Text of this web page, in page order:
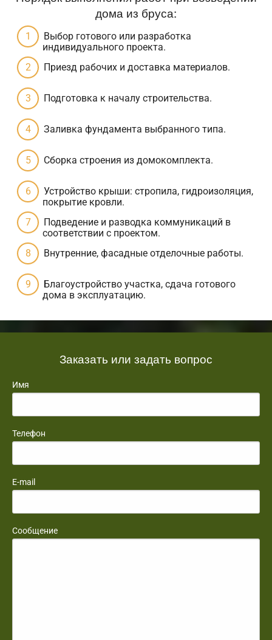
дома из бруса:
Выбор готового или разработка
индивидуального проекта.
Приезд рабочих и доставка материалов.
Подготовка к началу строительства.
Заливка фундамента выбранного типа.
Сборка строения из домокомплекта.
Устройство крыши: стропила, гидроизоляция,
покрытие кровли.
Подведение и разводка коммуникаций в
соответствии с проектом.
Внутренние, фасадные отделочные работы.
Благоустройство участка, сдача готового
дома в эксплуатацию.
Заказать или задать вопрос
Имя
Телефон
E-mail
Сообщение